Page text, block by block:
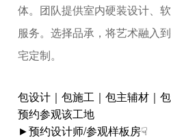
体。团队提供室内硬装设计、
服务。选择品承，将艺术融入
宅定制。
包设计｜包施工｜包主辅材｜
预约参观该工地
►预约设计师/参观样板房☟